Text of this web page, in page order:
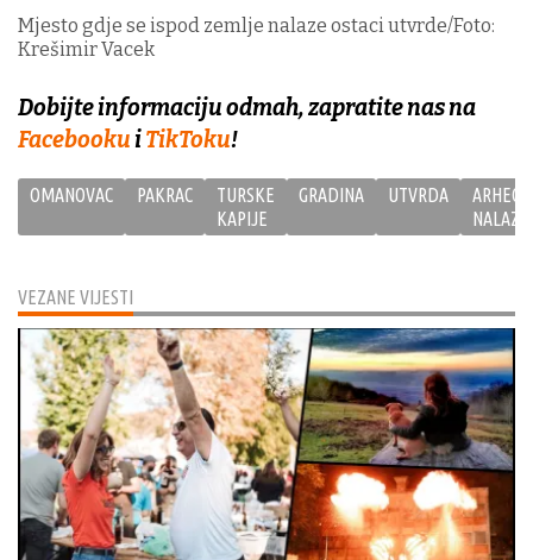
VEZANE VIJESTI
Mjesto gdje se ispod zemlje nalaze ostaci utvrde/Foto:
Krešimir Vacek
Dobijte informaciju odmah, zapratite nas na
FacebookuiTikToku!
OMANOVAC PAKRAC
TURSKE
KAPIJE
GRADINA UTVRDA